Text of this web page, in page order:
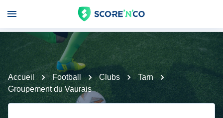
Accueil Football Clubs
Tarn
Groupement du Vaurais